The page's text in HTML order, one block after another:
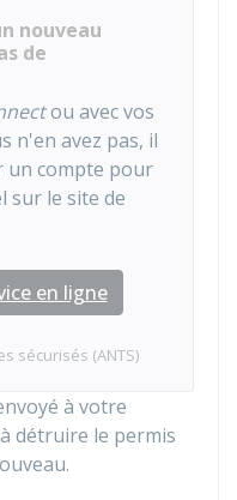
nouveau
de
ou avec vos
n'en avez pas, il
un compte pour
sur le site de
en ligne
sécurisés (ANTS)
à votre
détruire le permis